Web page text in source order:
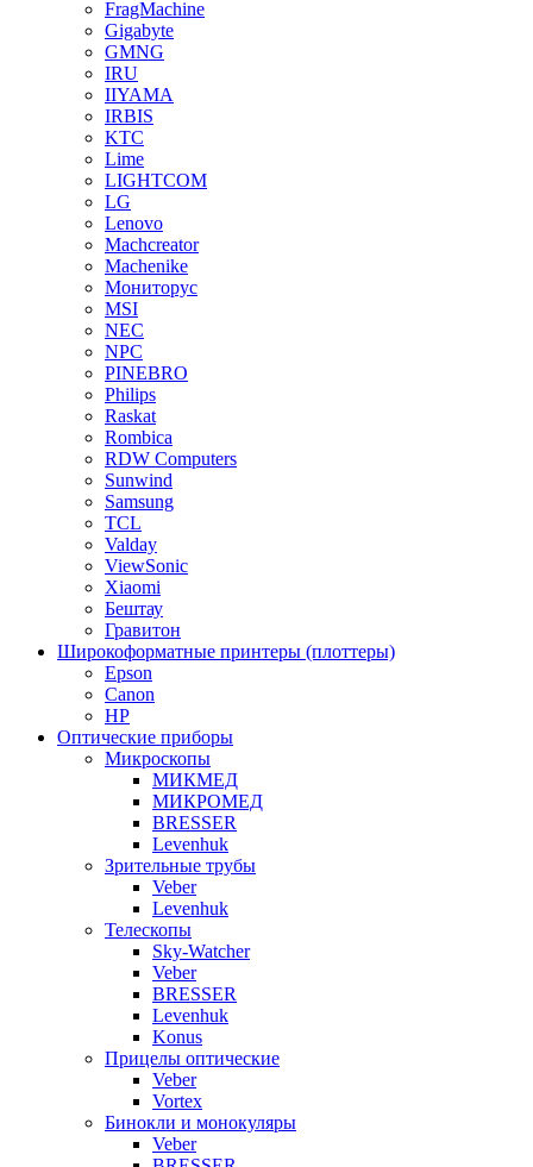
FragMachine
Gigabyte
GMNG
IRU
IIYAMA
IRBIS
KTC
Lime
LIGHTCOM
LG
Lenovo
Machcreator
Machenike
Мониторус
MSI
NEC
NPC
PINEBRO
Philips
Raskat
Rombica
RDW Computers
Sunwind
Samsung
TCL
Valday
ViewSonic
Xiaomi
Бештау
Гравитон
Широкоформатные принтеры (плоттеры)
Epson
Canon
HP
Оптические приборы
Микроскопы
МИКМЕД
МИКРОМЕД
BRESSER
Levenhuk
Зрительные трубы
Veber
Levenhuk
Телескопы
Sky-Watcher
Veber
BRESSER
Levenhuk
Konus
Прицелы оптические
Veber
Vortex
Бинокли и монокуляры
Veber